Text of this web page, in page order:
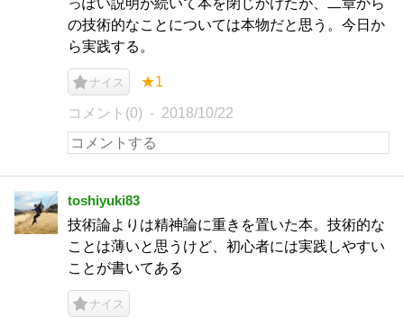
っぽい説明が続いて本を閉じかけたが、二章から
の技術的なことについては本物だと思う。今日か
ら実践する。
ナイス ★1
コメント(0) 2018/10/22
toshiyuki83
技術論よりは精神論に重きを置いた本。技術的な
ことは薄いと思うけど、初心者には実践しやすい
ことが書いてある
ナイス